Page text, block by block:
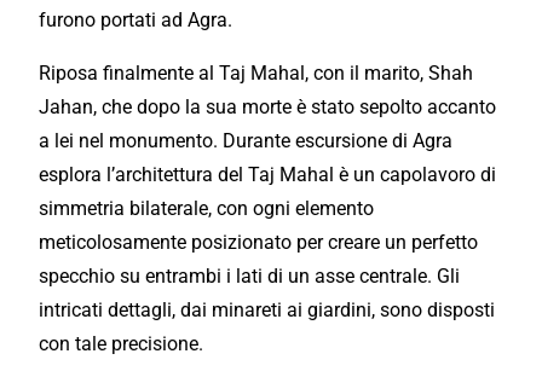
furono portati ad Agra.
Riposa finalmente al Taj Mahal, con il marito, Shah
Jahan, che dopo la sua morte è stato sepolto accanto
a lei nel monumento. Durante escursione di Agra
esplora l’architettura del Taj Mahal è un capolavoro di
simmetria bilaterale, con ogni elemento
meticolosamente posizionato per creare un perfetto
specchio su entrambi i lati di un asse centrale. Gli
intricati dettagli, dai minareti ai giardini, sono disposti
con tale precisione.